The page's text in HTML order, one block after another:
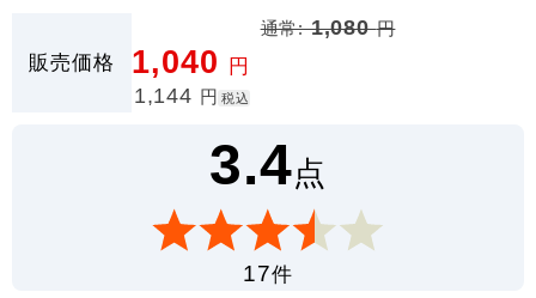
販売価格
通常:1,080円
1,040 円
1,144 円 税込
3.4点
17件